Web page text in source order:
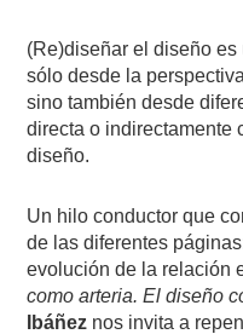
(Re)diseñar el diseño
sólo desde la
sino también desde
directa o indirectamente
diseño.
Un hilo conductor que
de las diferentes
evolución de la relación
como arteria. El diseño
Ibáñez nos invita a